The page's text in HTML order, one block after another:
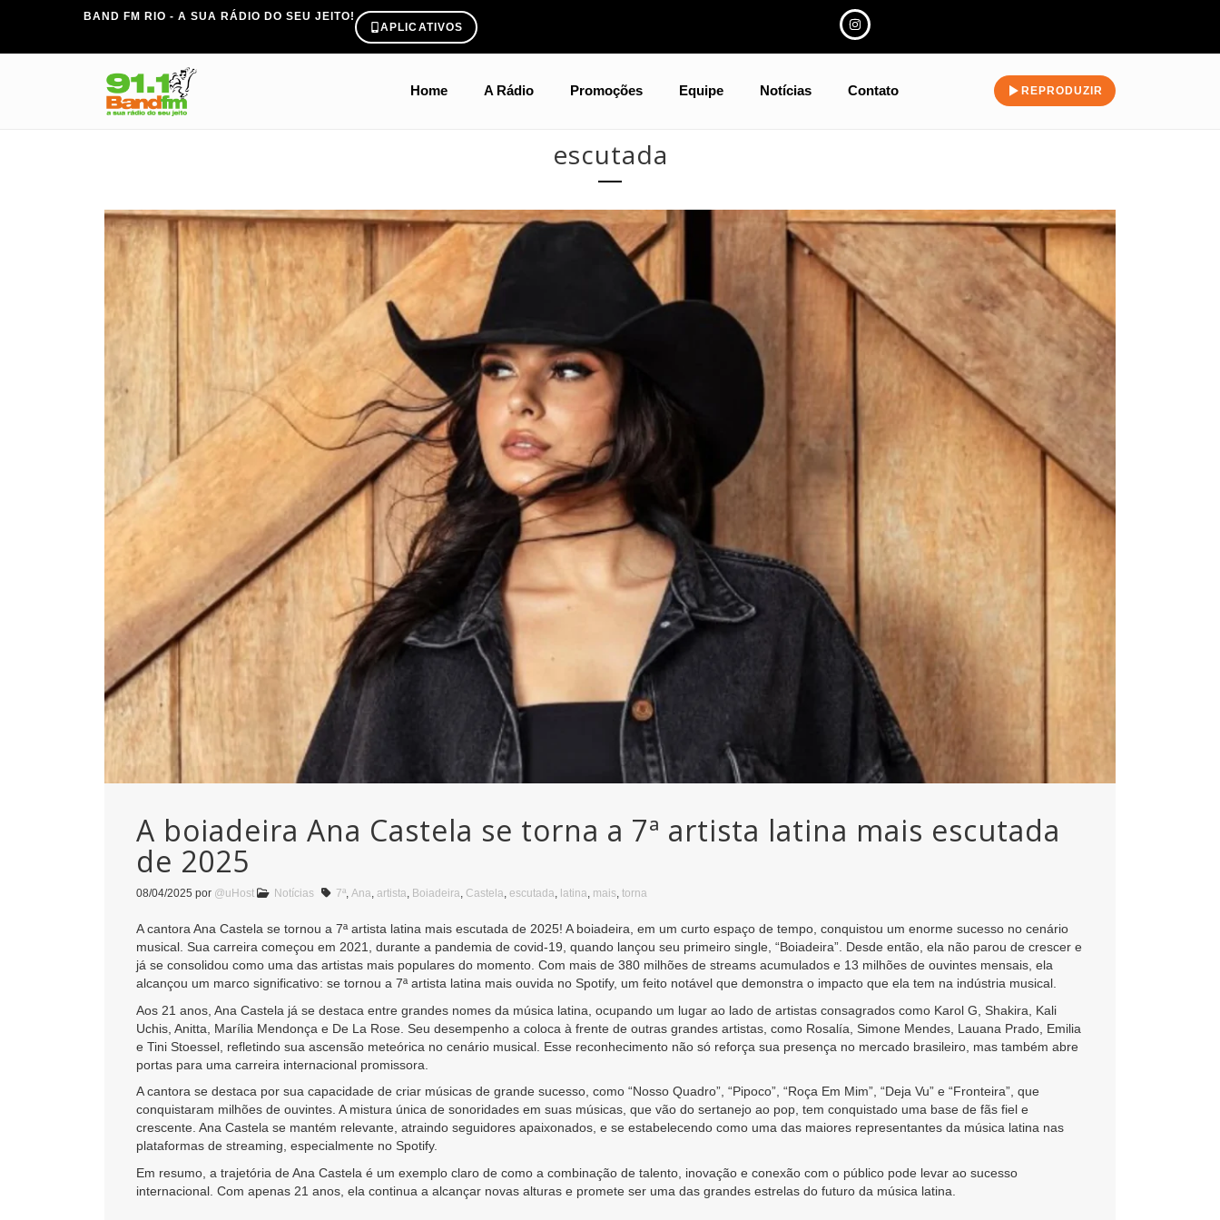
BAND FM RIO - A SUA RÁDIO DO SEU JEITO!
APLICATIVOS
Home A Rádio Promoções Equipe Notícias Contato REPRODUZIR
escutada
A boiadeira Ana Castela se torna a 7ª artista latina mais escutada
de 2025
08/04/2025 por @uHost Notícias 7ª, Ana, artista, Boiadeira, Castela, escutada, latina, mais, torna
A cantora Ana Castela se tornou a 7ª artista latina mais escutada de 2025! A boiadeira, em um curto espaço de tempo, conquistou um enorme sucesso no cenário
musical. Sua carreira começou em 2021, durante a pandemia de covid-19, quando lançou seu primeiro single, “Boiadeira”. Desde então, ela não parou de crescer e
já se consolidou como uma das artistas mais populares do momento. Com mais de 380 milhões de streams acumulados e 13 milhões de ouvintes mensais, ela
alcançou um marco significativo: se tornou a 7ª artista latina mais ouvida no Spotify, um feito notável que demonstra o impacto que ela tem na indústria musical.
Aos 21 anos, Ana Castela já se destaca entre grandes nomes da música latina, ocupando um lugar ao lado de artistas consagrados como Karol G, Shakira, Kali
Uchis, Anitta, Marília Mendonça e De La Rose. Seu desempenho a coloca à frente de outras grandes artistas, como Rosalía, Simone Mendes, Lauana Prado, Emilia
e Tini Stoessel, refletindo sua ascensão meteórica no cenário musical. Esse reconhecimento não só reforça sua presença no mercado brasileiro, mas também abre
portas para uma carreira internacional promissora.
A cantora se destaca por sua capacidade de criar músicas de grande sucesso, como “Nosso Quadro”, “Pipoco”, “Roça Em Mim”, “Deja Vu” e “Fronteira”, que
conquistaram milhões de ouvintes. A mistura única de sonoridades em suas músicas, que vão do sertanejo ao pop, tem conquistado uma base de fãs fiel e
crescente. Ana Castela se mantém relevante, atraindo seguidores apaixonados, e se estabelecendo como uma das maiores representantes da música latina nas
plataformas de streaming, especialmente no Spotify.
Em resumo, a trajetória de Ana Castela é um exemplo claro de como a combinação de talento, inovação e conexão com o público pode levar ao sucesso
internacional. Com apenas 21 anos, ela continua a alcançar novas alturas e promete ser uma das grandes estrelas do futuro da música latina.